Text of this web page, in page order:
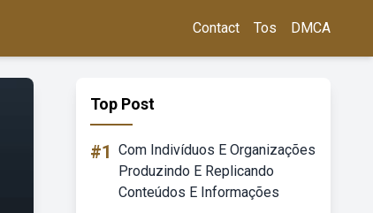
Contact Tos DMCA
Top Post
#1 Com Indivíduos E Organizações
Produzindo E Replicando
Conteúdos E Informações